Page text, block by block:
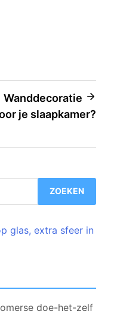
Wanddecoratie
je slaapkamer?
glas, extra sfeer in
doe-het-zelf